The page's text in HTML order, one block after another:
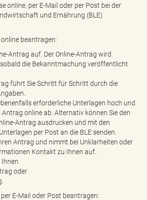
online, per E-Mail oder per Post bei der
und Ernährung (BLE)
beantragen:
Antrag auf. Der Online-Antrag wird
die Bekanntmachung veröffentlicht
führt Sie Schritt für Schritt durch die
erforderliche Unterlagen hoch und
Antrag online ab. Alternativ können Sie den
Antrag ausdrucken und mit den
per Post an die BLE senden.
Antrag und nimmt bei Unklarheiten oder
Kontakt zu Ihnen auf.
Ihnen
oder
E-Mail oder Post beantragen: